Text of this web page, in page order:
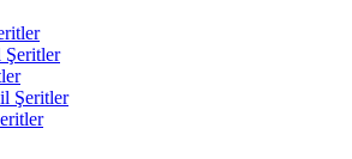
Şeritler